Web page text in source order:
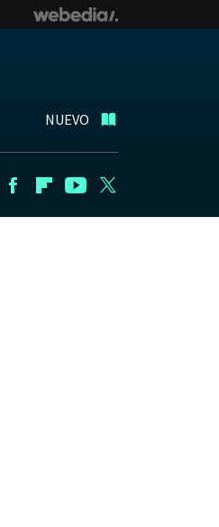
NUEVO
InstagramFacebookFlipboard
Youtube